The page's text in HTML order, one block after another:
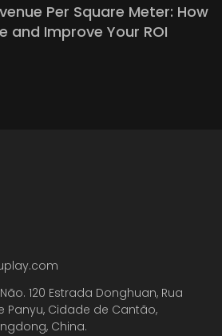
Per Square Meter: How
and Improve Your ROI
120 Estrada Donghuan, Rua
Panyu, Cidade de Cantão,
China.